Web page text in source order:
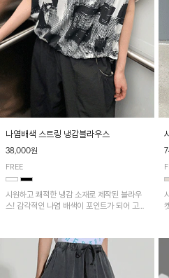
나염배색 스트링 냉감블라우스
38,000원
FREE
시원하고 쾌적한 냉감 소재로 제작된 블라우
스! 감각적인 나염 배색이 포인트가 되어 고급
착용 가능합니다~